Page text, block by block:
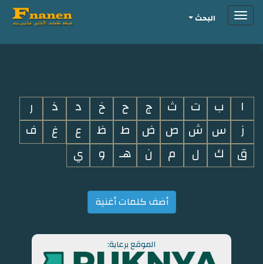
i
Toggleالبحث
ا ب ت ث ج ح خ د ذ
ر
ز
س ش ص ض ط ظ ع غ
ف
ق
ك ل م ن هـ و ي
أضف كلمات أغنية
الموقع برعاية: